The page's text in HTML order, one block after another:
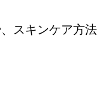
スキンケア方法